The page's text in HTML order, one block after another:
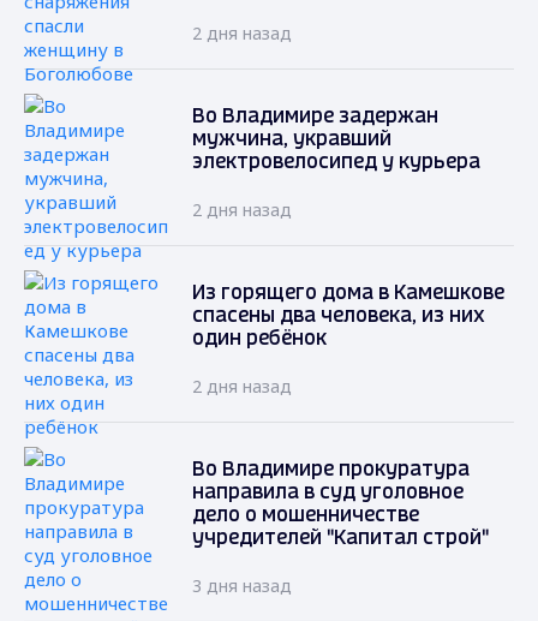
2 дня назад
Во Владимире задержан
мужчина, укравший
электровелосипед у курьера
2 дня назад
Из горящего дома в Камешкове
спасены два человека, из них
один ребёнок
2 дня назад
Во Владимире прокуратура
направила в суд уголовное
дело о мошенничестве
учредителей "Капитал строй"
3 дня назад